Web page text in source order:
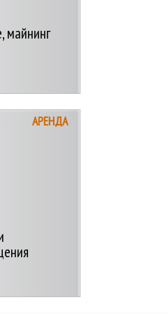
майнинг
АРЕНДА